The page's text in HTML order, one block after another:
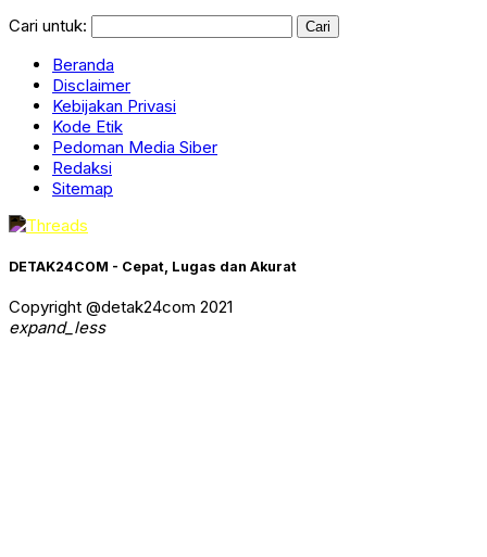
Cari untuk:
Beranda
Disclaimer
Kebijakan Privasi
Kode Etik
Pedoman Media Siber
Redaksi
Sitemap
DETAK24COM - Cepat, Lugas dan Akurat
Copyright @detak24com 2021
expand_less